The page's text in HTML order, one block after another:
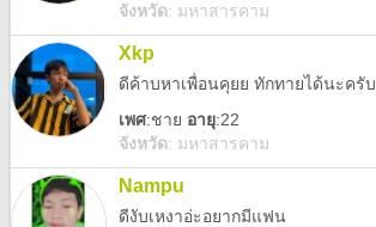
จังหวัด: มหาสารคาม
Xkp
ดีค้าบหาเพื่อนคุยย ทักทายได้นะครับ
เพศ:ชาย อายุ:22
จังหวัด: มหาสารคาม
Nampu
ดีงับเหงาอ่ะอยากมีแฟน